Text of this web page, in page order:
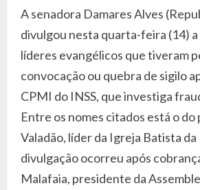
A senadora Damares Alves
divulgou nesta quarta-feira (14) a
líderes evangélicos que tiveram
convocação ou quebra de sigilo
CPMI do INSS, que investiga
Entre os nomes citados está o
Valadão, líder da Igreja Batista da
divulgação ocorreu após
Malafaia, presidente da